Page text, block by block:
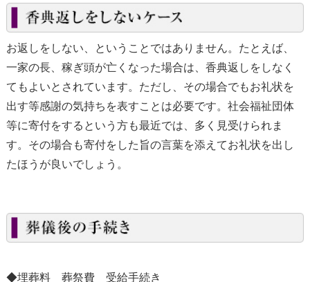
お返しをしない、ということではありません。たとえば、
一家の長、稼ぎ頭が亡くなった場合は、香典返しをしなく
てもよいとされています。ただし、その場合でもお礼状を
出す等感謝の気持ちを表すことは必要です。社会福祉団体
等に寄付をするという方も最近では、多く見受けられま
す。その場合も寄付をした旨の言葉を添えてお礼状を出し
たほうが良いでしょう。
◆埋葬料 葬祭費 受給手続き